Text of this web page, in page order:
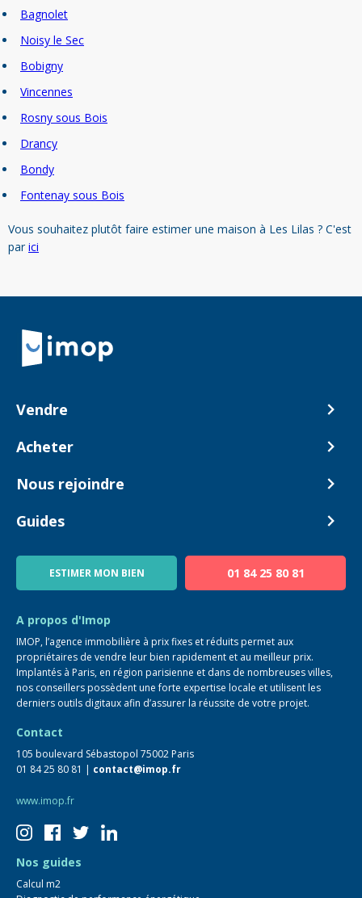
Bagnolet
Noisy le Sec
Bobigny
Vincennes
Rosny sous Bois
Drancy
Bondy
Fontenay sous Bois
Vous souhaitez plutôt faire estimer une maison à Les Lilas ? C'est
parici
Retour à la navigation principale
Vendre
Comment ça marche ?
Acheter
Biens en vente
Nous rejoindre
Devenir Conseiller
Guides
Blog
ESTIMER MON BIEN 01 84 25 80 81
A propos d'Imop
IMOP, l’agence immobilière à prix fixes et réduits permet aux
propriétaires de vendre leur bien rapidement et au meilleur prix.
Implantés à Paris, en région parisienne et dans de nombreuses villes,
nos conseillers possèdent une forte expertise locale et utilisent les
derniers outils digitaux afin d’assurer la réussite de votre projet.
Contact
105 boulevard Sébastopol 75002 Paris
01 84 25 80 81 | contact@imop.fr
www.imop.fr
Nos guides
Calcul m2